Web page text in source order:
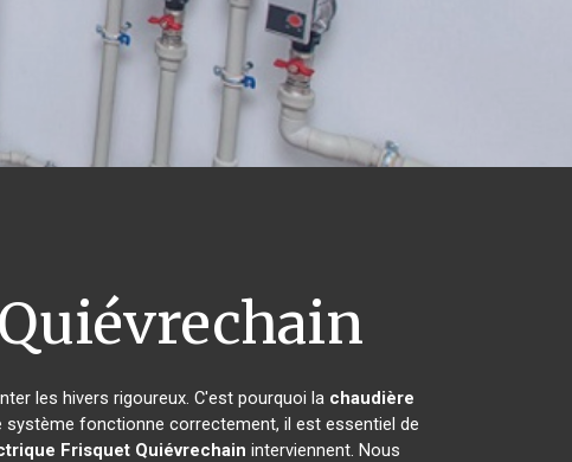
Quiévrechain
les hivers rigoureux. C'est pourquoi la chaudière
fonctionne correctement, il est essentiel de
Frisquet Quiévrechain interviennent. Nous